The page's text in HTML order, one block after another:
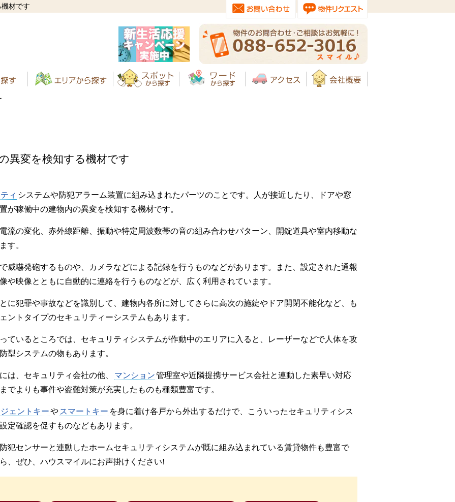
材です
異変を検知する機材です
ィ システムや防犯アラーム装置に組み込まれたパーツのことです。人が接近したり、ドアや窓
が稼働中の建物内の異変を検知する機材です。
流の変化、赤外線距離、振動や特定周波数帯の音の組み合わせパターン、開錠道具や室内移動な
す。
威嚇発砲するものや、カメラなどによる記録を行うものなどがあります。また、設定された通報
や映像とともに自動的に連絡を行うものなどが、広く利用されています。
に犯罪や事故などを識別して、建物内各所に対してさらに高次の施錠やドア開閉不能化など、も
ントタイプのセキュリティーシステムもあります。
ているところでは、セキュリティシステムが作動中のエリアに入ると、レーザーなどで人体を攻
型システムの物もあります。
は、セキュリティ会社の他、 マンション管理室や近隣提携サービス会社と連動した素早い対応
でよりも事件や盗難対策が充実したものも種類豊富です。
ェントキーや スマートキー を身に着け各戸から外出するだけで、こういったセキュリティシス
定確認を促すものなどもあります。
犯センサーと連動したホームセキュリティシステムが既に組み込まれている賃貸物件も豊富で
、ぜひ、ハウスマイルにお声掛けください!